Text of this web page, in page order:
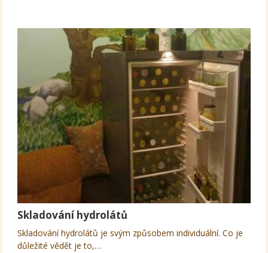
Skladování hydrolátů
Skladování hydrolátů je svým způsobem individuální. Co je
důležité vědět je to,…